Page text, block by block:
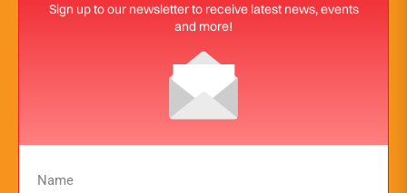
Sign up to our newsletter to receive latest news, events
and more!